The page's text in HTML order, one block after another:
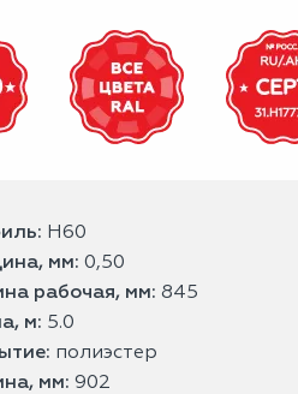
H60
мм: 0,50
рабочая, мм: 845
м: 5.0
полиэстер
мм: 902